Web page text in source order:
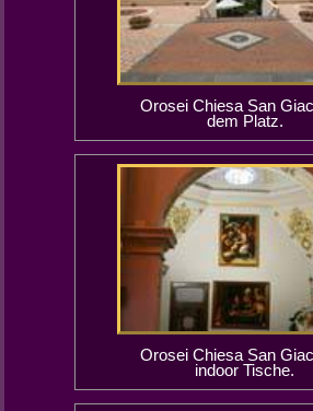
Orosei Chiesa San
dem Platz.
Orosei Chiesa San
indoor Tische.